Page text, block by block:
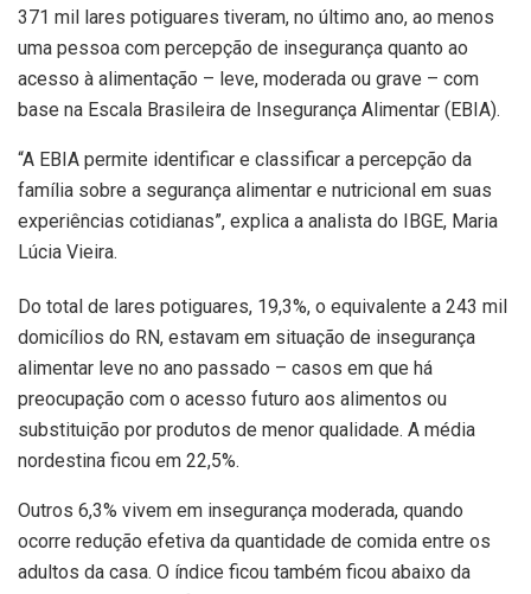
371 mil lares potiguares tiveram, no último ano, ao menos
uma pessoa com percepção de insegurança quanto ao
acesso à alimentação – leve, moderada ou grave – com
base na Escala Brasileira de Insegurança Alimentar (EBIA).
“A EBIA permite identificar e classificar a percepção da
família sobre a segurança alimentar e nutricional em suas
experiências cotidianas”, explica a analista do IBGE, Maria
Lúcia Vieira.
Do total de lares potiguares, 19,3%, o equivalente a 243 mil
domicílios do RN, estavam em situação de insegurança
alimentar leve no ano passado – casos em que há
preocupação com o acesso futuro aos alimentos ou
substituição por produtos de menor qualidade. A média
nordestina ficou em 22,5%.
Outros 6,3% vivem em insegurança moderada, quando
ocorre redução efetiva da quantidade de comida entre os
adultos da casa. O índice ficou também ficou abaixo da